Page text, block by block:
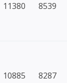
11380 8539
10885 8287